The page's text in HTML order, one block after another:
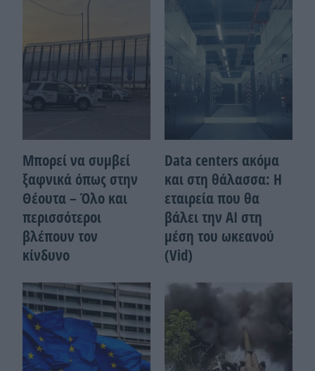
Μπορεί να συμβεί
ξαφνικά όπως στην
Θέουτα – Όλο και
περισσότεροι
βλέπουν τον
κίνδυνο
Data centers ακόμα
και στη θάλασσα: Η
εταιρεία που θα
βάλει την ΑΙ στη
μέση του ωκεανού
(Vid)